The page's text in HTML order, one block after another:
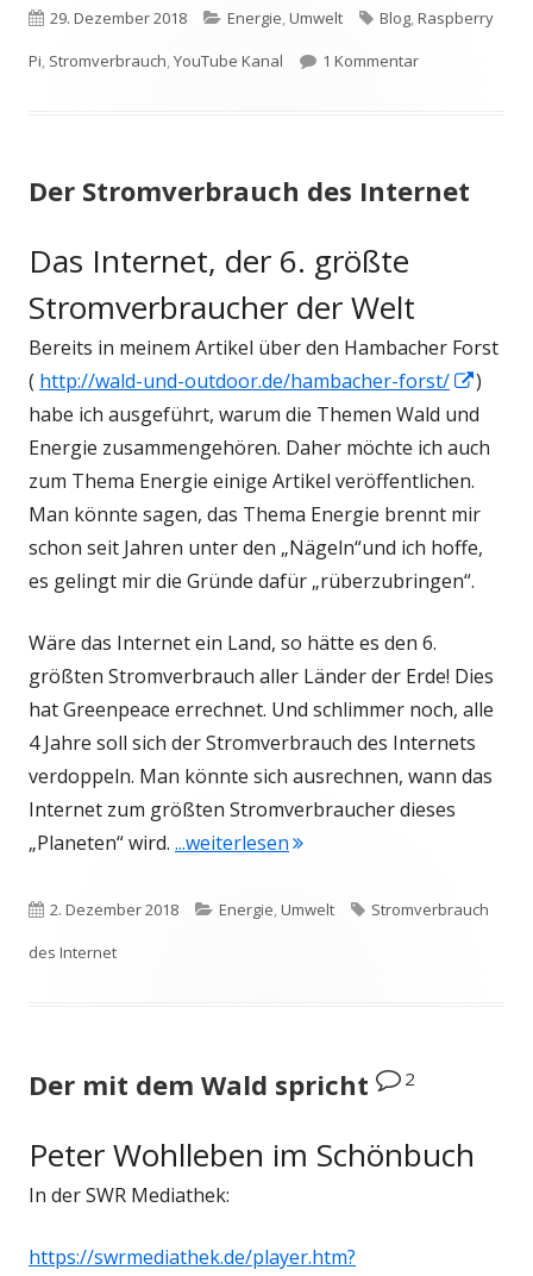
Veröffentlicht
am
29. Dezember 2018 Kategorien
Energie,Umwelt Schlagwörter
Blog,Raspberry
Pi, Stromverbrauch,YouTube Kanal 1 Kommentarzu Strom
Der Stromverbrauch des Internet
Das Internet, der 6. größte
Stromverbraucher der Welt
Bereits in meinem Artikel über den Hambacher Forst
( http://wald-und-outdoor.de/hambacher-forst/
In)
habe ich ausgeführt, warum die Themen Wald und
Energie zusammengehören. Daher möchte ich auch
zum Thema Energie einige Artikel veröffentlichen.
Man könnte sagen, das Thema Energie brennt mir
schon seit Jahren unter den „Nägeln“und ich hoffe,
es gelingt mir die Gründe dafür „rüberzubringen“.
Wäre das Internet ein Land, so hätte es den 6.
größten Stromverbrauch aller Länder der Erde! Dies
hat Greenpeace errechnet. Und schlimmer noch, alle
4 Jahre soll sich der Stromverbrauch des Internets
verdoppeln. Man könnte sich ausrechnen, wann das
Internet zum größten Stromverbraucher dieses
„Planeten“ wird. ...weiterlesen"Der Stromverbrauch des
Veröffentlicht
am
2. Dezember 2018 Kategorien
Energie,Umwelt Schlagwörter
Stromverbrauch
des Internet
Der mit dem Wald spricht 2
Peter Wohlleben im Schönbuch
In der SWR Mediathek:
https://swrmediathek.de/player.htm?